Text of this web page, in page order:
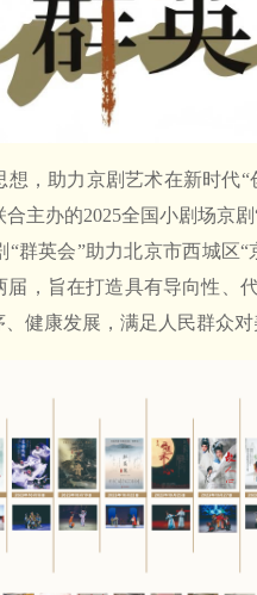
想，助力京剧艺术在新时代
主办的2025全国小剧场京
群英会”助力北京市西城区
，旨在打造具有导向性、
健康发展，满足人民群众